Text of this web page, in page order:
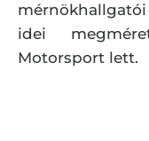
idei
Motorsport lett.